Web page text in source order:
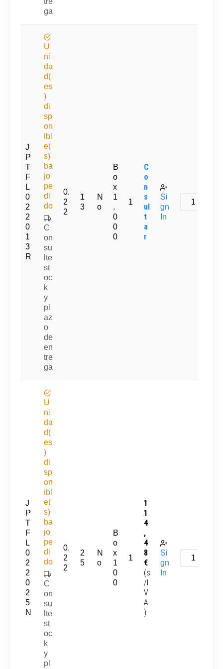
ga
J
P
T
F
L
0
2
2
0
1
3
R
U
ni
da
d(
es
)
di
sp
on
ibl
e(
s)
ba
jo
pe
di
do
C
on
su
lte
st
oc
k
y
pl
az
o
de
en
tre
ga
0.
2
2
1
3
N
o
B
o
x
1
.
0
0
0
1
C
o
n
s
ul
t
a
r
Si
gn
In
J
P
T
F
L
0
2
2
0
2
5
N
U
ni
da
d(
es
)
di
sp
on
ibl
e(
s)
ba
jo
pe
di
do
C
on
su
lte
st
oc
k
y
pl
0.
2
2
2
5
N
o
B
o
x
1
0
0
1
1
1
4
,
4
8
€
(s
/I
V
A
)
Si
gn
In